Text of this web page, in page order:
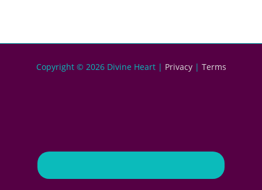
Copyright © 2026 Divine Heart| Privacy| Terms